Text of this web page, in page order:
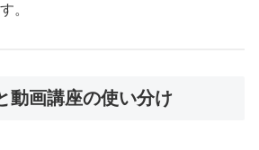
。
動画講座の使い分け